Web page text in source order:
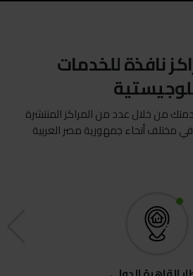
و في أي وقت تريد
نافذة للخدمات
من خلال عدد من المراكز المنتشرة
مختلف أنحاء جمهورية مصر العربية